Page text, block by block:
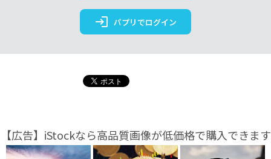
login パプリでログイン
【広告】iStockなら高品質画像が低価格で購入できます